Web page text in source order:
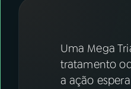
Instagram
Uma Mega
tratamento
a ação